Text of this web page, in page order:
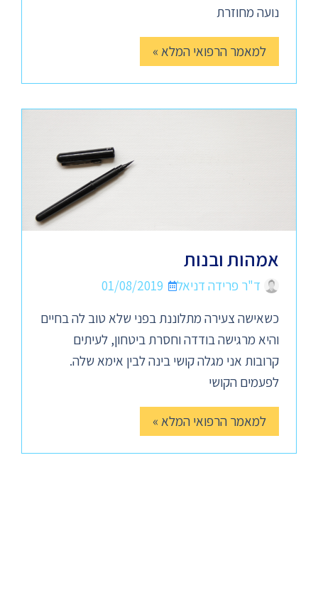
נועה מחוזרת
למאמר הרפואי המלא »
אמהות ובנות
ד"ר פרידה דניאל
01/08/2019
כשאישה צעירה מתלוננת בפני שלא טוב לה בחיים
והיא מרגישה בודדה וחסרת ביטחון, לעיתים
קרובות אני מגלה קושי בינה לבין אימא שלה.
לפעמים הקושי
למאמר הרפואי המלא »